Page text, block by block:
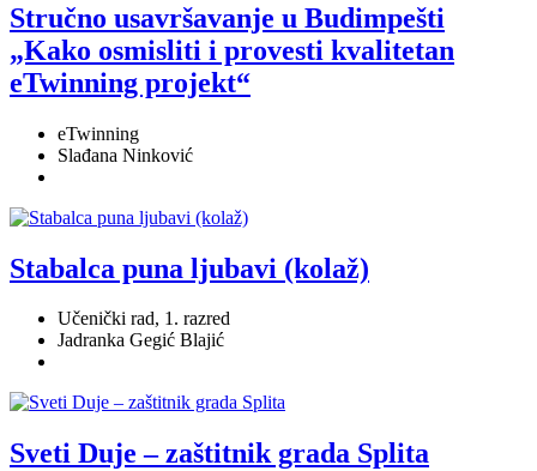
Stručno usavršavanje u Budimpešti
„Kako osmisliti i provesti kvalitetan
eTwinning projekt“
eTwinning
Slađana Ninković
Stabalca puna ljubavi (kolaž)
Učenički rad, 1. razred
Jadranka Gegić Blajić
Sveti Duje – zaštitnik grada Splita